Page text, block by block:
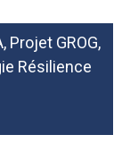
, Projet GROG,
Résilience